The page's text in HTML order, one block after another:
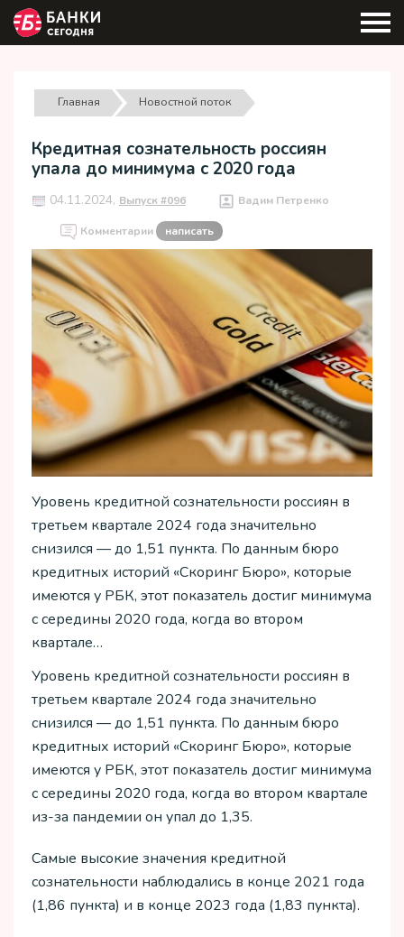
Главная Новостной поток
Кредитная сознательность россиян
упала до минимума с 2020 года
04.11.2024, Выпуск #096 Вадим Петренко
Комментарии написать
Уровень кредитной сознательности россиян в
третьем квартале 2024 года значительно
снизился — до 1,51 пункта. По данным бюро
кредитных историй «Скоринг Бюро», которые
имеются у РБК, этот показатель достиг минимума
с середины 2020 года, когда во втором
квартале…
Уровень кредитной сознательности россиян в
третьем квартале 2024 года значительно
снизился — до 1,51 пункта. По данным бюро
кредитных историй «Скоринг Бюро», которые
имеются у РБК, этот показатель достиг минимума
с середины 2020 года, когда во втором квартале
из-за пандемии он упал до 1,35.
Самые высокие значения кредитной
сознательности наблюдались в конце 2021 года
(1,86 пункта) и в конце 2023 года (1,83 пункта).